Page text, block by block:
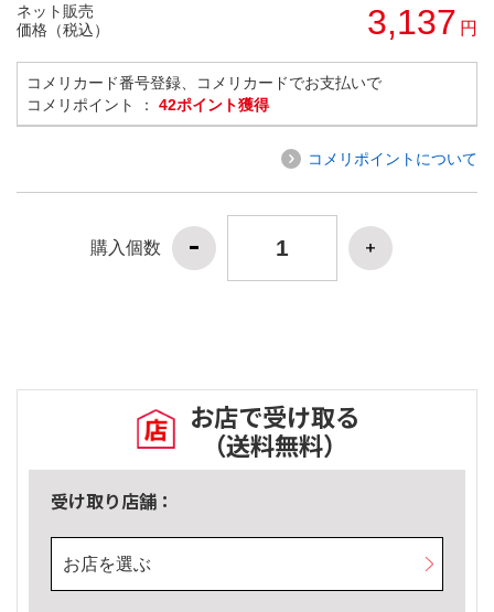
ネット販売
価格（税込）
3,137 円
コメリカード番号登録、コメリカードでお支払いで
コメリポイント ： 42ポイント獲得
コメリポイントについて
購入個数
お店で受け取る
（送料無料）
受け取り店舗：
お店を選ぶ